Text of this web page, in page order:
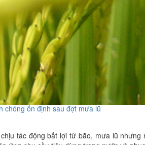
chóng ổn định sau đợt mưa lũ
tác động bất lợi từ bão, mưa lũ